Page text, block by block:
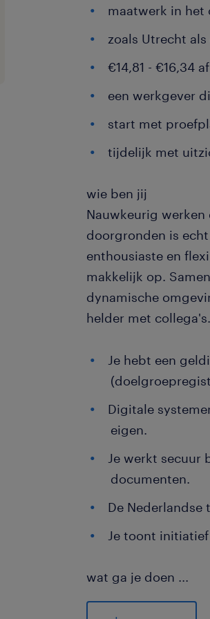
maatwerk in het
zoals Utrecht
€14,81 - €16,34
een werkgever
start met
tijdelijk met
wie ben jij
Nauwkeurig
doorgronden is
enthousiaste en
makkelijk op.
dynamische
helder met collega's.
Je hebt een
Digitale
eigen.
Je werkt secuur
documenten.
De
Je toont
wat ga je doen ...
Jouw inzet zorgt